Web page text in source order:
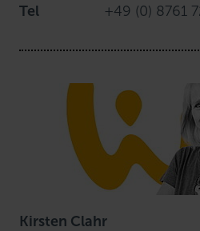
Tel
+49 (0) 8761
Kirsten Clahr